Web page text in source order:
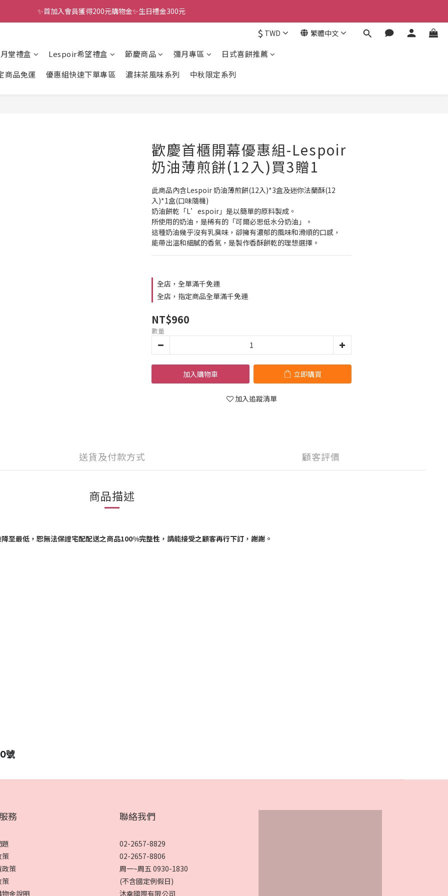
全館滿千免運
✨首加入會員獲得200元購物金✨生日禮金300元
$ TWD 繁體中文
堂禮盒 Lespoir希望禮盒 節慶商品 彌月專區
日式喜餅推薦
商品免運
優惠組快速下單專區 濃抹茶風味系列 中秋限定系列
歡慶首櫃開幕優惠組-Lespoir
奶油薄煎餅(12入)買3贈1
此商品內含Lespoir 奶油薄煎餅(12入)*3盒及迷你法蘭酥(12
入)*1盒(口味隨機)
奶油餅乾「L’espoir」是以簡單的原料製成。
所使用的奶油，是稀有的「可爾必思低水分奶油」。
這種奶油幾乎沒有乳臭味，卻擁有濃郁的風味和滑順的口感，
能帶出溫和細膩的香氣，是製作香酥餅乾的理想選擇。
全店，全單滿千免運
全店，指定商品全單滿千免運
NT$960
數量
加入購物車 立即購買
加入追蹤清單
送貨及付款方式 顧客評價
商品描述
至最低，恕無法保證宅配配送之商品100%完整性，請能接受之顧客再行下訂，謝謝。
號
務
策
策
策
金說明
聯絡我們
02-2657-8829
02-2657-8806
周一~周五 0930-1830
(不含國定例假日)
沐幸國際有限公司